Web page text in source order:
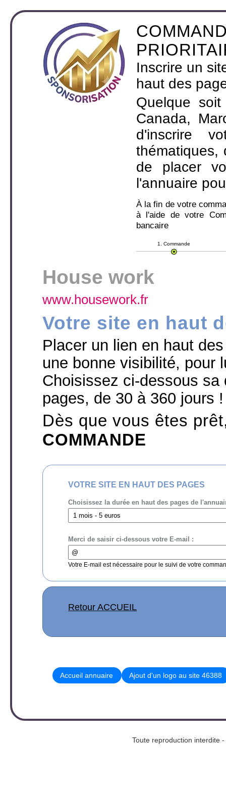
Inscrire un
haut des
Quelque
Canada,
d'inscrire
thématiques,
de placer
l'annuaire
À la fin de votre
à l'aide de votre
bancaire
1. Commande
House work
www.housework.fr
Votre site en haut
Placer un lien en haut
une bonne visibilité, pour
Choisissez ci-dessous
pages, de 30 à 360 jours !
Dès que vous êtes
COMMANDE
VOTRE SITE EN HAUT DES PAGES
Choisissez la durée en haut des pages de
Merci de saisir ci-dessous votre E-mail :
Votre E-mail est nécessaire pour le suivi de votre
Retour ACCUEIL
Accueil annuaire Ajout d'un logo au site 46388
Toute reproduction interdite